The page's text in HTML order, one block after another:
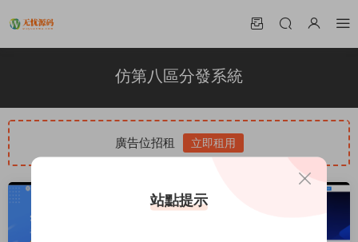
仿第八區分發系統
廣告位招租 立即租用
站點提示